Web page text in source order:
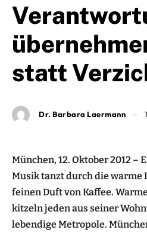
statt
Dr. Barbara Laermann
München, 12. Oktober 2012 –
Musik tanzt durch die warme
feinen Duft von Kaffee.
kitzeln jeden aus seiner
lebendige Metropole.